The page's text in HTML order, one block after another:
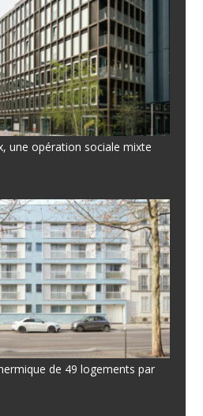
une opération sociale mixte
de 49 logements par